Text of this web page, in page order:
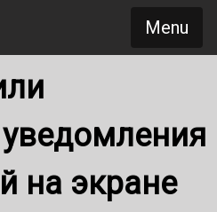
Menu
на экране